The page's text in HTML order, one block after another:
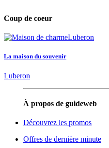
Coup de coeur
La maison du souvenir
Luberon
À propos de guideweb
Découvrez les promos
Offres de dernière minute